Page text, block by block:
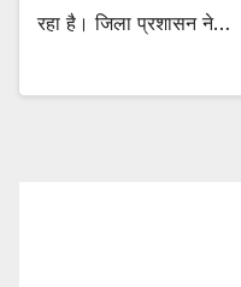
रहा है। जिला प्रशासन ने…